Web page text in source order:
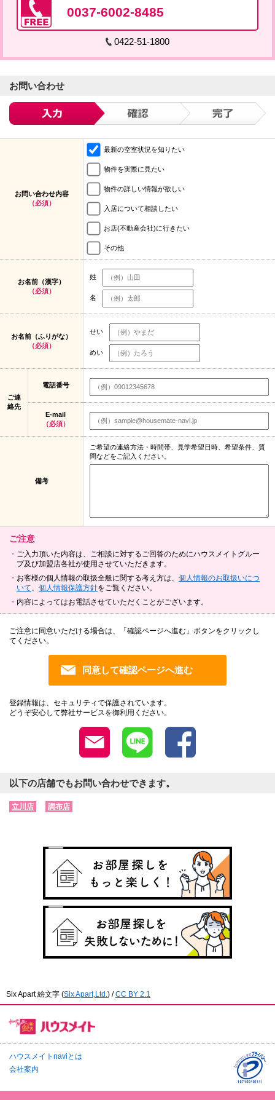
0037-6002-8485
0422-51-1800
お問い合わせ
お問い合わせ内容
（必須）
最新の空室状況を知りたい
物件を実際に見たい
物件の詳しい情報が欲しい
入居について相談したい
お店(不動産会社)に行きたい
その他
お名前（漢字）
（必須）
姓
名
お名前（ふりがな）
（必須）
せい
めい
ご連
絡先
電話番号
E-mail
（必須）
備考
ご希望の連絡方法・時間帯、見学希望日時、希望条件、質
問などをご記入ください。
ご注意
ご入力頂いた内容は、ご相談に対するご回答のためにハウスメイトグルー
プ及び加盟店各社が使用させていただきます。
お客様の個人情報の取扱全般に関する考え方は、 個人情報のお取扱いにつ
いて
個人情報保護方針をご覧ください。
内容によってはお電話させていただくことがございます。
ご注意に同意いただける場合は、「確認ページへ進む」ボタンをクリックし
てください。
登録情報は、セキュリティで保護されています。
どうぞ安心して弊社サービスを御利用ください。
以下の店舗でもお問い合わせできます。
立川店 調布店
Six Apart 絵文字 (Six Apart,Ltd. ) /CC BY 2.1
ハウスメイトnaviとは
会社案内